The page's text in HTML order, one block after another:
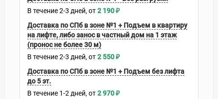
В течение2-3 дней 2 190₽
Доставка по СПб в зоне №1 + Подъем в квартиру
на лифте, либо занос в частный дом на 1 этаж
(пронос не более 30 м)
В течение2-3 дней 2 550₽
Доставка по СПб в зоне №1 + Подъем без лифта
до 5 эт.
В течение 1-2 дней 2 970₽